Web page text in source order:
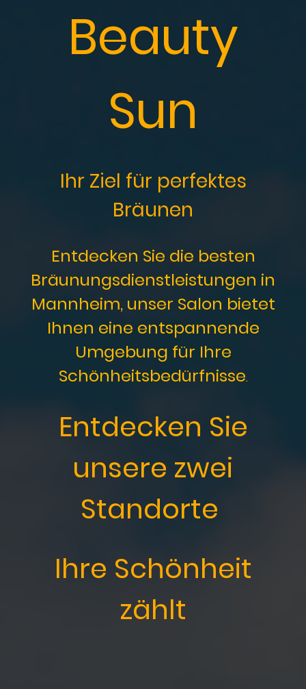
Beauty
Sun
Ihr Ziel für perfektes
Bräunen
Entdecken Sie die besten
Bräunungsdienstleistungen in
Mannheim, unser Salon bietet
Ihnen eine entspannende
Umgebung für Ihre
Schönheitsbedürfnisse.
Entdecken Sie
unsere zwei
Standorte
Ihre Schönheit
zählt